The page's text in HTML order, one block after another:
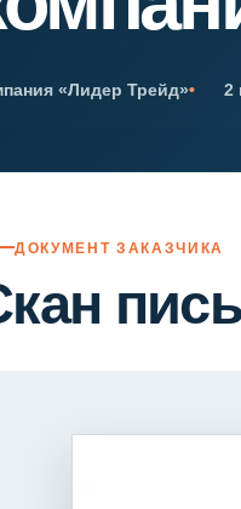
«Лидер Трейд» 2
ДОКУМЕНТ ЗАКАЗЧИКА